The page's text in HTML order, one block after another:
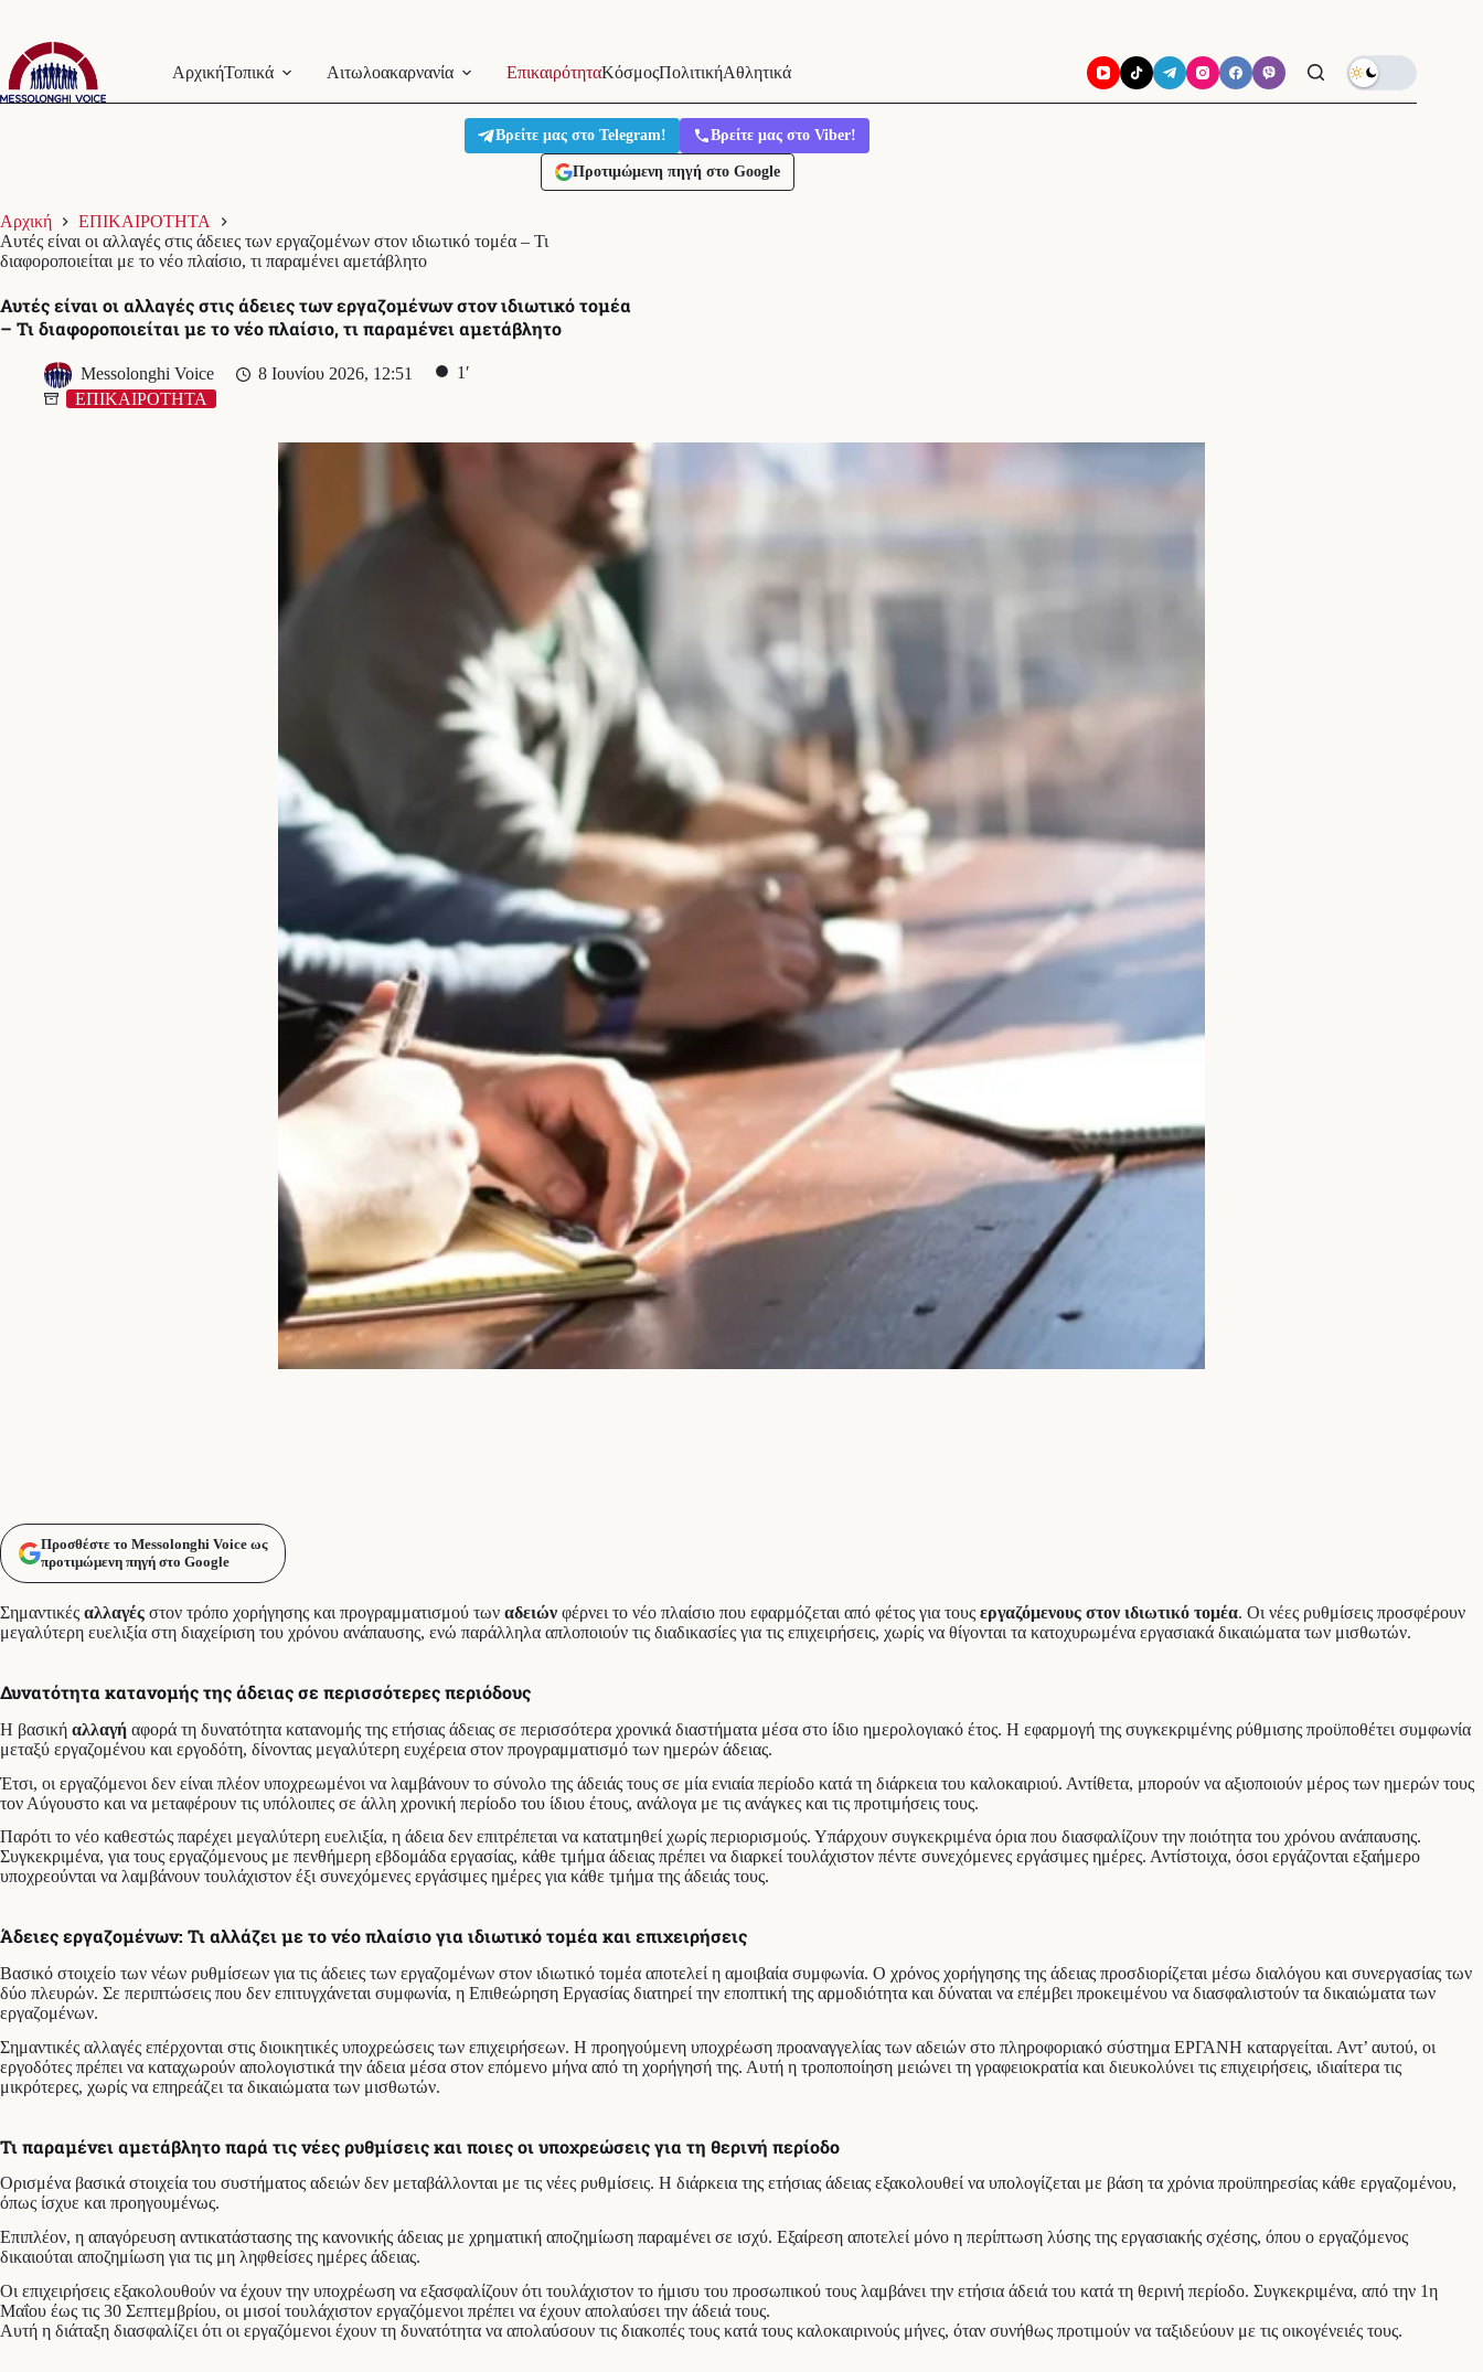
Μετάβαση
στο
περιεχόμενο
ΑρχικήΤοπικά Αιτωλοακαρνανία ΕπικαιρότηταΚόσμοςΠολιτικήΑθλητικά
Βρείτε μας στο Telegram! Βρείτε μας στο Viber!
Προτιμώμενη πηγή στο Google
Αρχική
ΕΠΙΚΑΙΡΟΤΗΤΑ
Αυτές είναι οι αλλαγές στις άδειες των εργαζομένων στον ιδιωτικό τομέα – Τι
διαφοροποιείται με το νέο πλαίσιο, τι παραμένει αμετάβλητο
Αυτές είναι οι αλλαγές στις άδειες των εργαζομένων στον ιδιωτικό τομέα
– Τι διαφοροποιείται με το νέο πλαίσιο, τι παραμένει αμετάβλητο
Messolonghi Voice 8 Ιουνίου 2026, 12:51
1′
ΕΠΙΚΑΙΡΟΤΗΤΑ
Προσθέστε το Messolonghi Voice ως
προτιμώμενη πηγή στο Google
Σημαντικές αλλαγές στον τρόπο χορήγησης και προγραμματισμού των αδειών φέρνει το νέο πλαίσιο που εφαρμόζεται από φέτος για τους εργαζόμενους στον ιδιωτικό τομέα. Οι νέες ρυθμίσεις προσφέρουν
μεγαλύτερη ευελιξία στη διαχείριση του χρόνου ανάπαυσης, ενώ παράλληλα απλοποιούν τις διαδικασίες για τις επιχειρήσεις, χωρίς να θίγονται τα κατοχυρωμένα εργασιακά δικαιώματα των μισθωτών.
Δυνατότητα κατανομής της άδειας σε περισσότερες περιόδους
Η βασική αλλαγή αφορά τη δυνατότητα κατανομής της ετήσιας άδειας σε περισσότερα χρονικά διαστήματα μέσα στο ίδιο ημερολογιακό έτος. Η εφαρμογή της συγκεκριμένης ρύθμισης προϋποθέτει συμφωνία
μεταξύ εργαζομένου και εργοδότη, δίνοντας μεγαλύτερη ευχέρεια στον προγραμματισμό των ημερών άδειας.
Έτσι, οι εργαζόμενοι δεν είναι πλέον υποχρεωμένοι να λαμβάνουν το σύνολο της άδειάς τους σε μία ενιαία περίοδο κατά τη διάρκεια του καλοκαιριού. Αντίθετα, μπορούν να αξιοποιούν μέρος των ημερών τους
τον Αύγουστο και να μεταφέρουν τις υπόλοιπες σε άλλη χρονική περίοδο του ίδιου έτους, ανάλογα με τις ανάγκες και τις προτιμήσεις τους.
Παρότι το νέο καθεστώς παρέχει μεγαλύτερη ευελιξία, η άδεια δεν επιτρέπεται να κατατμηθεί χωρίς περιορισμούς. Υπάρχουν συγκεκριμένα όρια που διασφαλίζουν την ποιότητα του χρόνου ανάπαυσης.
Συγκεκριμένα, για τους εργαζόμενους με πενθήμερη εβδομάδα εργασίας, κάθε τμήμα άδειας πρέπει να διαρκεί τουλάχιστον πέντε συνεχόμενες εργάσιμες ημέρες. Αντίστοιχα, όσοι εργάζονται εξαήμερο
υποχρεούνται να λαμβάνουν τουλάχιστον έξι συνεχόμενες εργάσιμες ημέρες για κάθε τμήμα της άδειάς τους.
Άδειες εργαζομένων: Τι αλλάζει με το νέο πλαίσιο για ιδιωτικό τομέα και επιχειρήσεις
Βασικό στοιχείο των νέων ρυθμίσεων για τις άδειες των εργαζομένων στον ιδιωτικό τομέα αποτελεί η αμοιβαία συμφωνία. Ο χρόνος χορήγησης της άδειας προσδιορίζεται μέσω διαλόγου και συνεργασίας των
δύο πλευρών. Σε περιπτώσεις που δεν επιτυγχάνεται συμφωνία, η Επιθεώρηση Εργασίας διατηρεί την εποπτική της αρμοδιότητα και δύναται να επέμβει προκειμένου να διασφαλιστούν τα δικαιώματα των
εργαζομένων.
Σημαντικές αλλαγές επέρχονται στις διοικητικές υποχρεώσεις των επιχειρήσεων. Η προηγούμενη υποχρέωση προαναγγελίας των αδειών στο πληροφοριακό σύστημα ΕΡΓΑΝΗ καταργείται. Αντ’ αυτού, οι
εργοδότες πρέπει να καταχωρούν απολογιστικά την άδεια μέσα στον επόμενο μήνα από τη χορήγησή της. Αυτή η τροποποίηση μειώνει τη γραφειοκρατία και διευκολύνει τις επιχειρήσεις, ιδιαίτερα τις
μικρότερες, χωρίς να επηρεάζει τα δικαιώματα των μισθωτών.
Τι παραμένει αμετάβλητο παρά τις νέες ρυθμίσεις και ποιες οι υποχρεώσεις για τη θερινή περίοδο
Ορισμένα βασικά στοιχεία του συστήματος αδειών δεν μεταβάλλονται με τις νέες ρυθμίσεις. Η διάρκεια της ετήσιας άδειας εξακολουθεί να υπολογίζεται με βάση τα χρόνια προϋπηρεσίας κάθε εργαζομένου,
όπως ίσχυε και προηγουμένως.
Επιπλέον, η απαγόρευση αντικατάστασης της κανονικής άδειας με χρηματική αποζημίωση παραμένει σε ισχύ. Εξαίρεση αποτελεί μόνο η περίπτωση λύσης της εργασιακής σχέσης, όπου ο εργαζόμενος
δικαιούται αποζημίωση για τις μη ληφθείσες ημέρες άδειας.
Οι επιχειρήσεις εξακολουθούν να έχουν την υποχρέωση να εξασφαλίζουν ότι τουλάχιστον το ήμισυ του προσωπικού τους λαμβάνει την ετήσια άδειά του κατά τη θερινή περίοδο. Συγκεκριμένα, από την 1η
Μαΐου έως τις 30 Σεπτεμβρίου, οι μισοί τουλάχιστον εργαζόμενοι πρέπει να έχουν απολαύσει την άδειά τους.
Αυτή η διάταξη διασφαλίζει ότι οι εργαζόμενοι έχουν τη δυνατότητα να απολαύσουν τις διακοπές τους κατά τους καλοκαιρινούς μήνες, όταν συνήθως προτιμούν να ταξιδεύουν με τις οικογένειές τους.